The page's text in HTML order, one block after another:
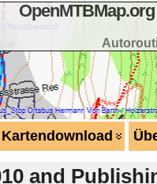
Kartendownload
and